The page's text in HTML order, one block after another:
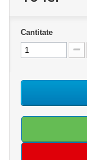
Cantitate